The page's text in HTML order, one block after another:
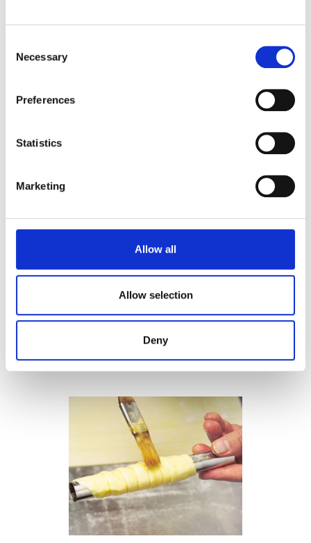
Selection
Necessary
Preferences
Statistics
Marketing
Allow all
Allow selection
Deny
3
Arrotolate le strisce sui cilindri per
cannoli, sovrapponendo